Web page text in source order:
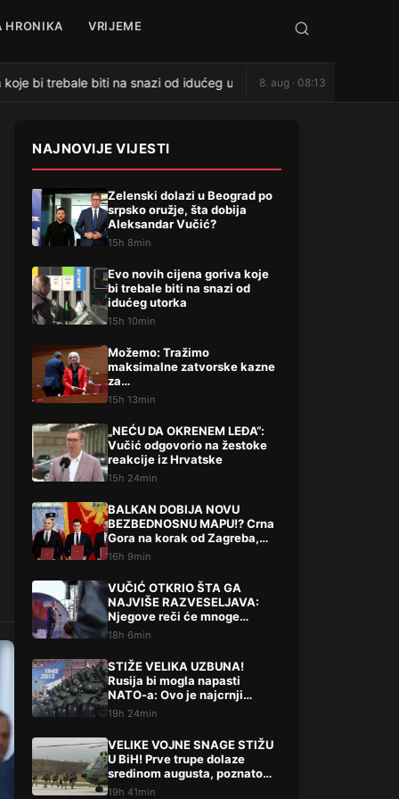
HRONIKA VRIJEME
bi trebale biti na snazi od idućeg utorka ● Možemo:
8. aug · 08:13
NAJNOVIJE VIJESTI
Zelenski dolazi u Beograd po
srpsko oružje, šta dobija
Aleksandar Vučić?
15h 8min
Evo novih cijena goriva koje
bi trebale biti na snazi od
idućeg utorka
15h 10min
Možemo: Tražimo
maksimalne zatvorske kazne
za…
15h 13min
„NEĆU DA OKRENEM LEĐA“:
Vučić odgovorio na žestoke
reakcije iz Hrvatske
15h 24min
BALKAN DOBIJA NOVU
BEZBEDNOSNU MAPU!? Crna
Gora na korak od Zagreba,
Tirane i Prištine – detalji koji
16h 9min
VUČIĆ OTKRIO ŠTA GA
NAJVIŠE RAZVESELJAVA:
Njegove reči će mnoge
iznenaditi!
18h 6min
STIŽE VELIKA UZBUNA!
Rusija bi mogla napasti
NATO-a: Ovo je najcrnji
scenarij
19h 24min
VELIKE VOJNE SNAGE STIŽU
U BiH! Prve trupe dolaze
sredinom augusta, poznato
šta slijedi
19h 41min